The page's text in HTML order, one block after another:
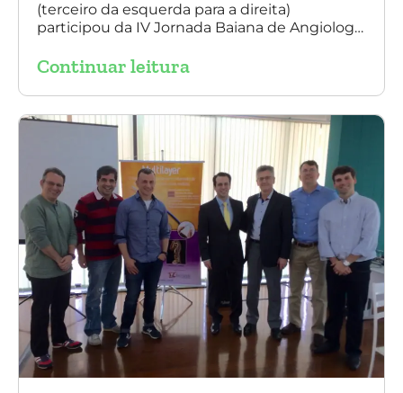
(terceiro da esquerda para a direita)
participou da IV Jornada Baiana de Angiologia
29 de outubro. Na foto também está
SBACV (Sociedade Brasileira de Angiologia e
de Cirurgia Vascular) Bahia.
Continuar leitura